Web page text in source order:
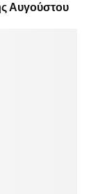
Αυγούστου